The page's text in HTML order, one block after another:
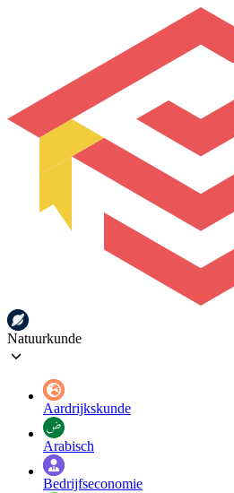
Natuurkunde
Aardrijkskunde
Arabisch
Bedrijfseconomie